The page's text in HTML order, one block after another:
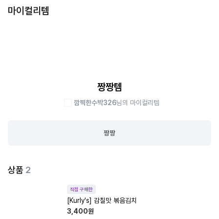
마이컬리템
짱짱템
깜찍한수박326님의 마이컬리템
짱짱
상품 2
직접 구매한
[Kurly's] 감칠맛 볶음김치
3,400원